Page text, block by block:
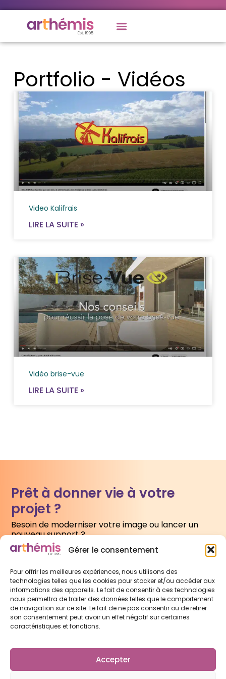
Gérer le consentement
Pour offrir les meilleures expériences, nous utilisons des
technologies telles que les cookies pour stocker et/ou accéder aux
informations des appareils. Le fait de consentir à ces technologies
nous permettra de traiter des données telles que le comportement
de navigation sur ce site. Le fait de ne pas consentir ou de retirer
son consentement peut avoir un effet négatif sur certaines
caractéristiques et fonctions.
Accepter
Portfolio - Vidéos
Video Kalifrais
LIRE LA SUITE »
Vidéo brise-vue
LIRE LA SUITE »
Prêt à donner vie à votre
projet ?
Besoin de moderniser votre image ou lancer un
nouveau support ?
L'agencePrestationsPortfolioContact
Politique de cookiesPolitique de confidentialité